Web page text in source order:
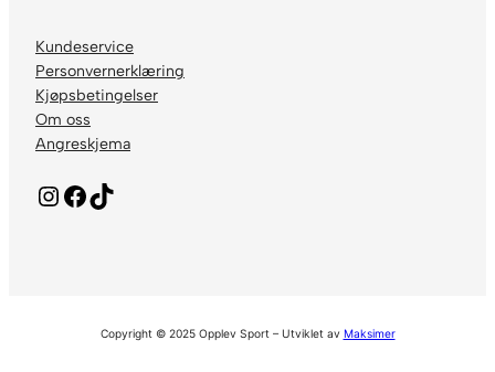
Kundeservice
Personvernerklæring
Kjøpsbetingelser
Om oss
Angreskjema
Instagram Facebook TikTok
Copyright © 2025 Opplev Sport – Utviklet av Maksimer